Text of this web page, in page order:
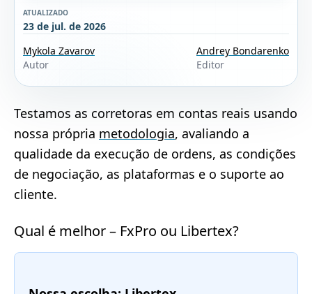
ATUALIZADO
23 de jul. de 2026
Mykola Zavarov
Autor
Andrey Bondarenko
Editor
Testamos as corretoras em contas reais usando
nossa própria metodologia, avaliando a
qualidade da execução de ordens, as condições
de negociação, as plataformas e o suporte ao
cliente.
Qual é melhor – FxPro ou Libertex?